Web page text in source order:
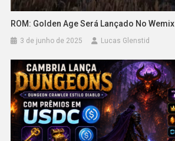
ROM: Golden Age Será Lançado No Wemix
3 de junho de 2025 Lucas Glenstid